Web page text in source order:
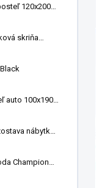
120x200
skriňa
auto 100x190
nábytku
Champion